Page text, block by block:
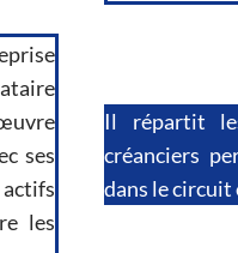
ses
les
Il répartit
créanciers
dans le circuit